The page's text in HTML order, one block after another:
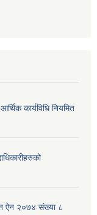
कार्यविधि नियमित
ऐन २०७४ संख्या ८